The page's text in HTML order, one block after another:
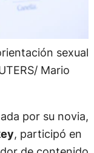
sexual
Mario
por su novia,
, participó en